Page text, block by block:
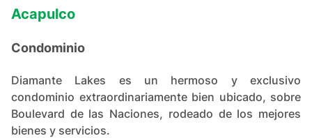
Acapulco
Condominio
Diamante Lakes es un hermoso y exclusivo
condominio extraordinariamente bien ubicado, sobre
Boulevard de las Naciones, rodeado de los mejores
bienes y servicios.